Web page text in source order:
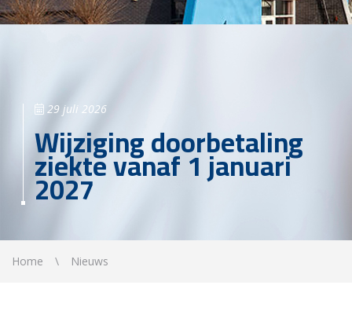
29 juli 2026
Wijziging doorbetaling
ziekte vanaf 1 januari
2027
Home Nieuws